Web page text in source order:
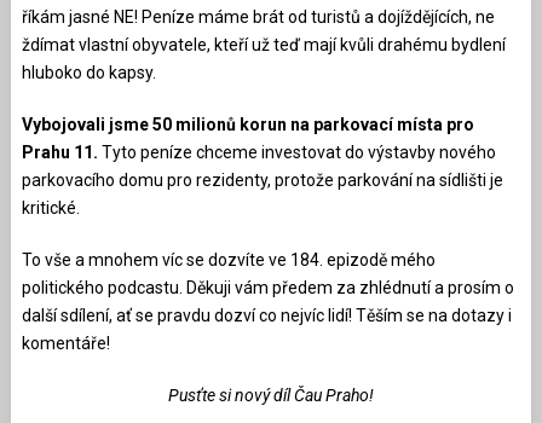
říkám jasné NE! Peníze máme brát od turistů a dojíždějících, ne
ždímat vlastní obyvatele, kteří už teď mají kvůli drahému bydlení
hluboko do kapsy.
Vybojovali jsme 50 milionů korun na parkovací místa pro
Prahu 11. Tyto peníze chceme investovat do výstavby nového
parkovacího domu pro rezidenty, protože parkování na sídlišti je
kritické.
To vše a mnohem víc se dozvíte ve 184. epizodě mého
politického podcastu. Děkuji vám předem za zhlédnutí a prosím o
další sdílení, ať se pravdu dozví co nejvíc lidí! Těším se na dotazy i
komentáře!
Pusťte si nový díl Čau Praho!